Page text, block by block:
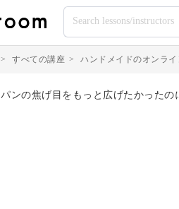
> すべての講座 > ハンドメイドのオンラ